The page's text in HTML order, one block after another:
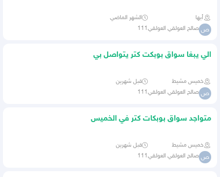
أبها الشهر الماضي
ص صالح العولقي العولقي111
الي يبغا سواق بوبكت كتر يتواصل بي
خميس مشيط قبل شهرين
ص صالح العولقي العولقي111
متواجد سواق بوبكات كتر في الخميس
خميس مشيط قبل شهرين
ص صالح العولقي العولقي111